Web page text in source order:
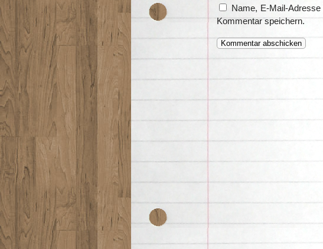
Name, E-Mail-
Kommentar speichern.